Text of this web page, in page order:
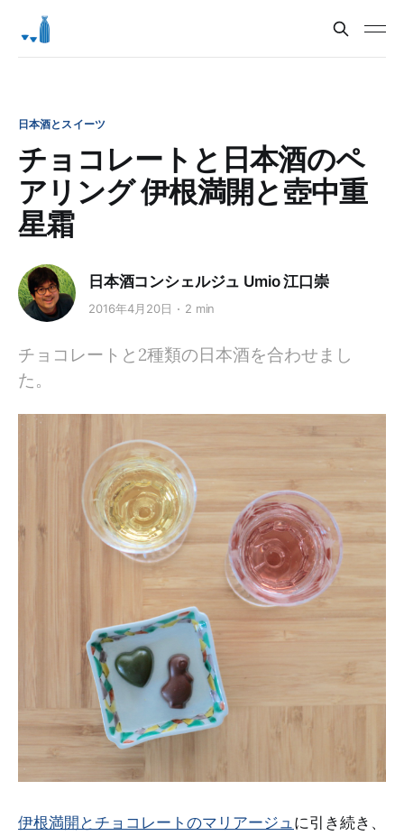
日本酒とスイーツ
チョコレートと日本酒のペ
アリング 伊根満開と壺中重
星霜
日本酒コンシェルジュ Umio 江口崇
2016年4月20日 2 min
チョコレートと2種類の日本酒を合わせまし
た。
伊根満開とチョコレートのマリアージュに引き続き、